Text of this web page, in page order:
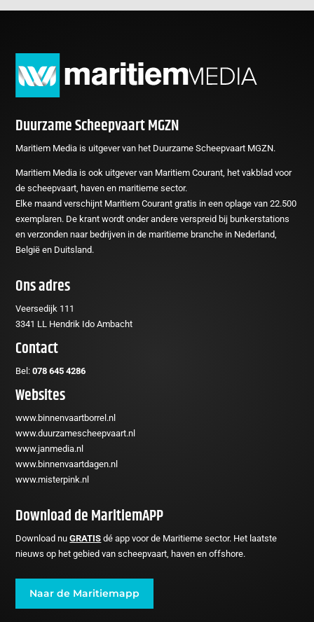
Duurzame Scheepvaart MGZN
Maritiem Media is uitgever van het Duurzame Scheepvaart MGZN.
Maritiem Media is ook uitgever van Maritiem Courant, het vakblad voor
de scheepvaart, haven en maritieme sector.
Elke maand verschijnt Maritiem Courant gratis in een oplage van 22.500
exemplaren. De krant wordt onder andere verspreid bij bunkerstations
en verzonden naar bedrijven in de maritieme branche in Nederland,
België en Duitsland.
Ons adres
Veersedijk 111
3341 LL Hendrik Ido Ambacht
Contact
Bel:078 645 4286
Websites
www.binnenvaartborrel.nl
www.duurzamescheepvaart.nl
www.janmedia.nl
www.binnenvaartdagen.nl
www.misterpink.nl
Download de MaritiemAPP
Download nuGRATIS dé app voor de Maritieme sector. Het laatste
nieuws op het gebied van scheepvaart, haven en offshore.
Naar de Maritiemapp